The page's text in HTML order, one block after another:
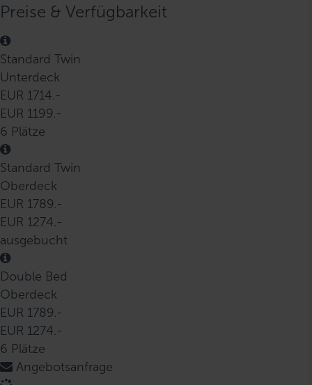
Preise & Verfügbarkeit
Standard Twin
Unterdeck
EUR 1714.-
EUR 1199.-
6 Plätze
Standard Twin
Oberdeck
EUR 1789.-
EUR 1274.-
ausgebucht
Double Bed
Oberdeck
EUR 1789.-
EUR 1274.-
6 Plätze
Angebotsanfrage